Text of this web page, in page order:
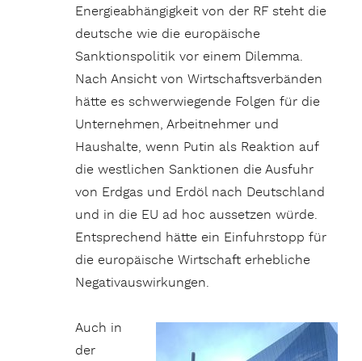
Energieabhängigkeit von der RF steht die
deutsche wie die europäische
Sanktionspolitik vor einem Dilemma.
Nach Ansicht von Wirtschaftsverbänden
hätte es schwerwiegende Folgen für die
Unternehmen, Arbeitnehmer und
Haushalte, wenn Putin als Reaktion auf
die westlichen Sanktionen die Ausfuhr
von Erdgas und Erdöl nach Deutschland
und in die EU ad hoc aussetzen würde.
Entsprechend hätte ein Einfuhrstopp für
die europäische Wirtschaft erhebliche
Negativauswirkungen.
Auch in
der